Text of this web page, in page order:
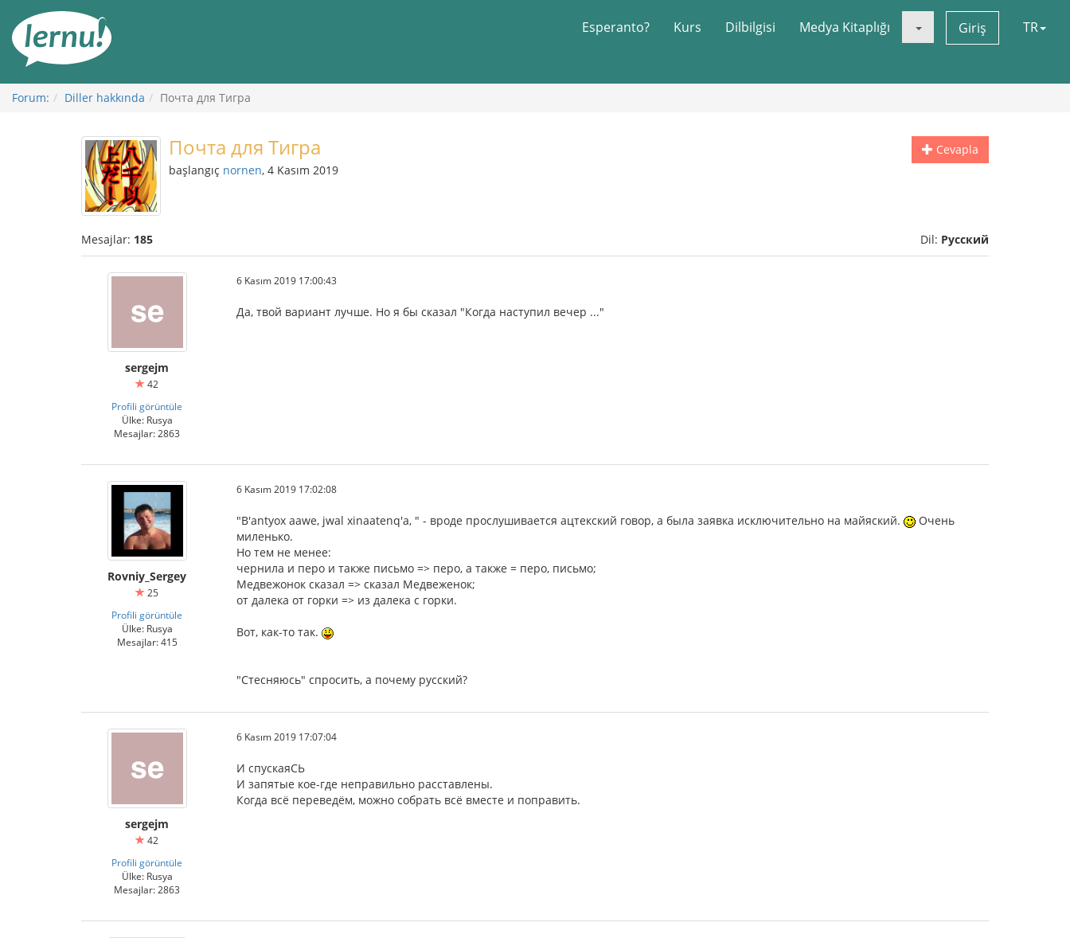
Görüntüleme
Esperanto? Kurs Dilbilgisi Medya Kitaplığı Giriş TR
Forum: Diller hakkında Почта для Тигра
Cevapla
Почта для Тигра
başlangıç nornen, 4 Kasım 2019
Mesajlar: 185 Dil: Русский
sergejm
42
Profili görüntüle
Ülke: Rusya
Mesajlar: 2863
6 Kasım 2019 17:00:43
Да, твой вариант лучше. Но я бы сказал "Когда наступил вечер ..."
Rovniy_Sergey
25
Profili görüntüle
Ülke: Rusya
Mesajlar: 415
6 Kasım 2019 17:02:08
"B'antyox aawe, jwal xinaatenq'a, " - вроде прослушивается ацтекский говор, а была заявка исключительно на майяский.
Очень
миленько.
Но тем не менее:
чернила и перо и также письмо => перо, а также = перо, письмо;
Медвежонок сказал => сказал Медвеженок;
от далека от горки => из далека с горки.
Вот, как-то так.
"Стесняюсь" спросить, а почему русский?
sergejm
42
Profili görüntüle
Ülke: Rusya
Mesajlar: 2863
6 Kasım 2019 17:07:04
И спускаяСЬ
И запятые кое-где неправильно расставлены.
Когда всё переведём, можно собрать всё вместе и поправить.